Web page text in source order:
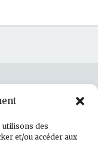
utilisons des
et/ou accéder aux